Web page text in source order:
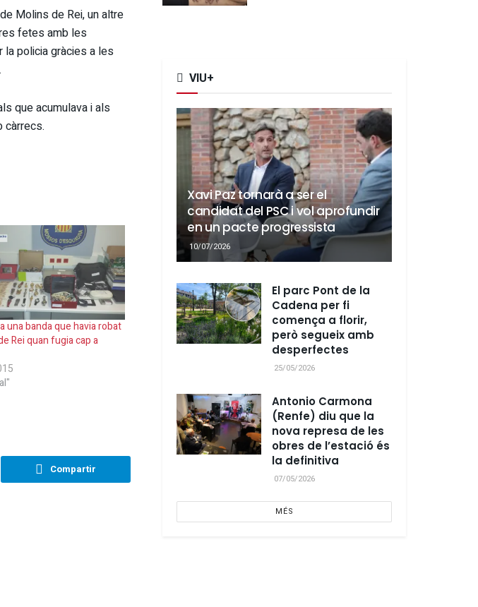
Molins de Rei, un altre
fetes amb les
la policia gràcies a les
que acumulava i als
càrrecs.
una banda que havia robat
Rei quan fugia cap a
Compartir
VIU+
Xavi Paz tornarà a ser el
candidat del PSC i vol aprofundir
en un pacte progressista
10/07/2026
El parc Pont de la
Cadena per fi
comença a florir,
però segueix amb
desperfectes
25/05/2026
Antonio Carmona
(Renfe) diu que la
nova represa de les
obres de l’estació és
la definitiva
07/05/2026
MÉS